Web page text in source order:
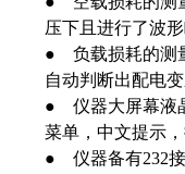
压下且进行了波
● 负载损耗的测
自动判断出配电
● 仪器大屏幕液
菜单，中文提示
● 仪器备有232接